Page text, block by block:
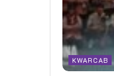
KWARCAB